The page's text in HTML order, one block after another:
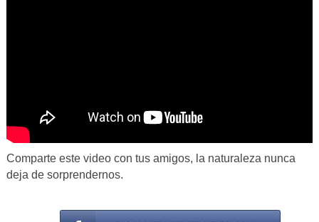
Comparte este video con tus amigos, la naturaleza nunca
deja de sorprendernos.